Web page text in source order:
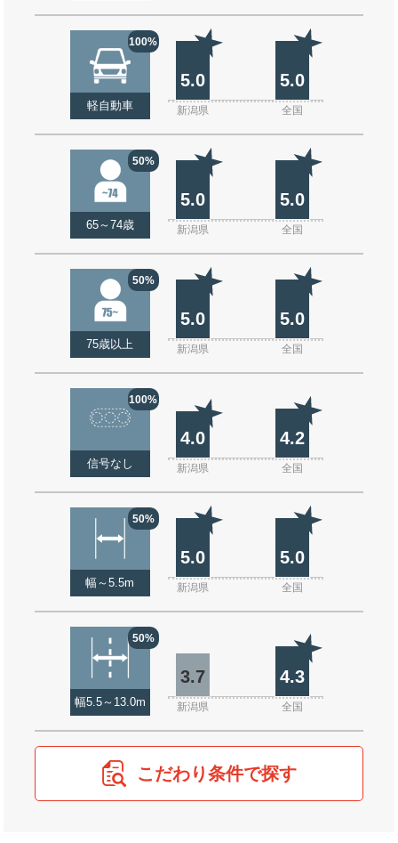
100%
軽自動車
5.0 5.0
新潟県 全国
50%
65～74歳
5.0 5.0
新潟県 全国
50%
75歳以上
5.0 5.0
新潟県 全国
100%
信号なし
4.0 4.2
新潟県 全国
50%
幅～5.5m
5.0 5.0
新潟県 全国
50%
幅5.5～13.0m
3.7 4.3
新潟県 全国
こだわり条件で探す